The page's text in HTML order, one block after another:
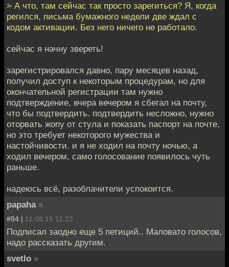
> А что, там сейчас так просто зарегиться? Я, когда
регился, письма бумажного недели две ждал с
кодом активации. Без него ничего не работало.
сейчас я начну звереть!
зарегистрировался давно, пару месяцев назад,
получил доступ к некоторым процедурам, но для
окончательной регистрации там нужно
подтверждение, вчера вечером я сбегал на почту,
что бы подтвердить. подтвердить несложно, нужно
оторвать жопу от стула и показать паспорт на почте,
но это требует некоторого мужества и
настойчивости. и я не ходил на почту ночью, а
ходил вечером, само голосование появилось чуть
раньше.
надеюсь всё, разоблачители успокоится.
papaha »
#84 | 11.08.16 11:23
Подписал заодно еще 5 петиций.. Маловато голосов,
надо рассказать другим.
svetlo »